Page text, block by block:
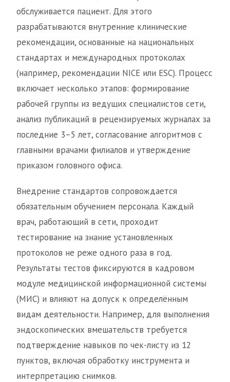
обслуживается пациент. Для этого
разрабатываются внутренние клинические
рекомендации, основанные на национальных
стандартах и международных протоколах
(например, рекомендации NICE или ESC). Процесс
включает несколько этапов: формирование
рабочей группы из ведущих специалистов сети,
анализ публикаций в рецензируемых журналах за
последние 3–5 лет, согласование алгоритмов с
главными врачами филиалов и утверждение
приказом головного офиса.
Внедрение стандартов сопровождается
обязательным обучением персонала. Каждый
врач, работающий в сети, проходит
тестирование на знание установленных
протоколов не реже одного раза в год.
Результаты тестов фиксируются в кадровом
модуле медицинской информационной системы
(МИС) и влияют на допуск к определённым
видам деятельности. Например, для выполнения
эндоскопических вмешательств требуется
подтверждение навыков по чек-листу из 12
пунктов, включая обработку инструмента и
интерпретацию снимков.